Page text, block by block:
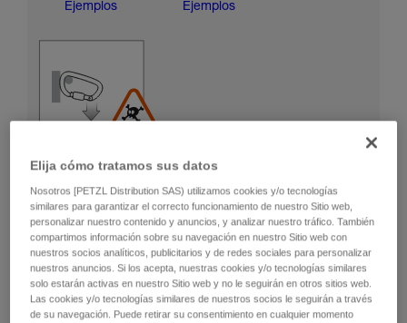
Ejemplos Ejemplos
RIESGOS DE DAÑAR EL CASQUILLO DE BLOQUEO
Elija cómo tratamos sus datos
Nosotros [PETZL Distribution SAS) utilizamos cookies y/o tecnologías
similares para garantizar el correcto funcionamiento de nuestro Sitio web,
personalizar nuestro contenido y anuncios, y analizar nuestro tráfico. También
compartimos información sobre su navegación en nuestro Sitio web con
nuestros socios analíticos, publicitarios y de redes sociales para personalizar
nuestros anuncios. Si los acepta, nuestras cookies y/o tecnologías similares
solo estarán activas en nuestro Sitio web y no le seguirán en otros sitios web.
Las cookies y/o tecnologías similares de nuestros socios le seguirán a través
de su navegación. Puede retirar su consentimiento en cualquier momento